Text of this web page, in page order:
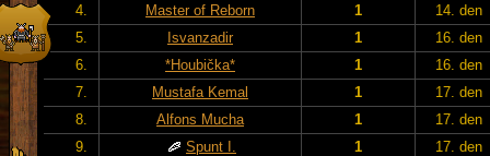
4.
Master of Reborn 1
14. den
5.
Isvanzadir 1
16. den
6.
*Houbička* 1
16. den
7.
Mustafa Kemal 1
17. den
8.
Alfons Mucha 1
17. den
9.
Spunt I. 1
17. den